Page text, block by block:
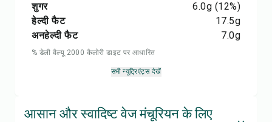
शुगर
6.0g (12%)
हेल्दी फैट
17.5g
अनहेल्दी फैट
7.0g
% डेली वैल्यू 2000 कैलोरी डाइट पर आधारित
सभी न्यूट्रिएंट्स देखें
आसान और स्वादिष्ट वेज मंचूरियन के लिए